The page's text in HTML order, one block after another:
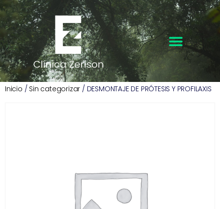
Inicio / Sin categorizar / DESMONTAJE DE PRÓTESIS Y PROFILAXIS